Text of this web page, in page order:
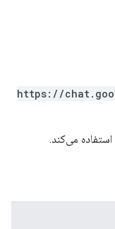
https://
استفاده می‌کند.